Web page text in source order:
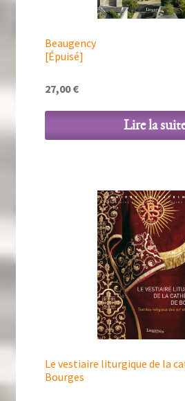
Beaugency
[Épuisé]
27,00€
Lire la
Le vestiaire liturgique de la
Bourges